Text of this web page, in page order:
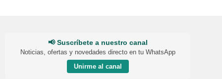
📢 Suscríbete a nuestro canal
Noticias, ofertas y novedades directo en tu WhatsApp
Unirme al canal